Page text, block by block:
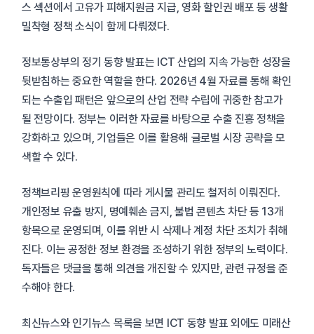
스 섹션에서 고유가 피해지원금 지급, 영화 할인권 배포 등 생활
밀착형 정책 소식이 함께 다뤄졌다.
정보통상부의 정기 동향 발표는 ICT 산업의 지속 가능한 성장을
뒷받침하는 중요한 역할을 한다. 2026년 4월 자료를 통해 확인
되는 수출입 패턴은 앞으로의 산업 전략 수립에 귀중한 참고가
될 전망이다. 정부는 이러한 자료를 바탕으로 수출 진흥 정책을
강화하고 있으며, 기업들은 이를 활용해 글로벌 시장 공략을 모
색할 수 있다.
정책브리핑 운영원칙에 따라 게시물 관리도 철저히 이뤄진다.
개인정보 유출 방지, 명예훼손 금지, 불법 콘텐츠 차단 등 13개
항목으로 운영되며, 이를 위반 시 삭제나 계정 차단 조치가 취해
진다. 이는 공정한 정보 환경을 조성하기 위한 정부의 노력이다.
독자들은 댓글을 통해 의견을 개진할 수 있지만, 관련 규정을 준
수해야 한다.
최신뉴스와 인기뉴스 목록을 보면 ICT 동향 발표 외에도 미래산